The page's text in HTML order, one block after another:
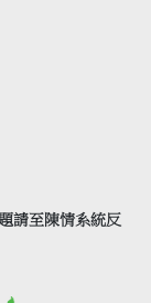
請至陳情系統反